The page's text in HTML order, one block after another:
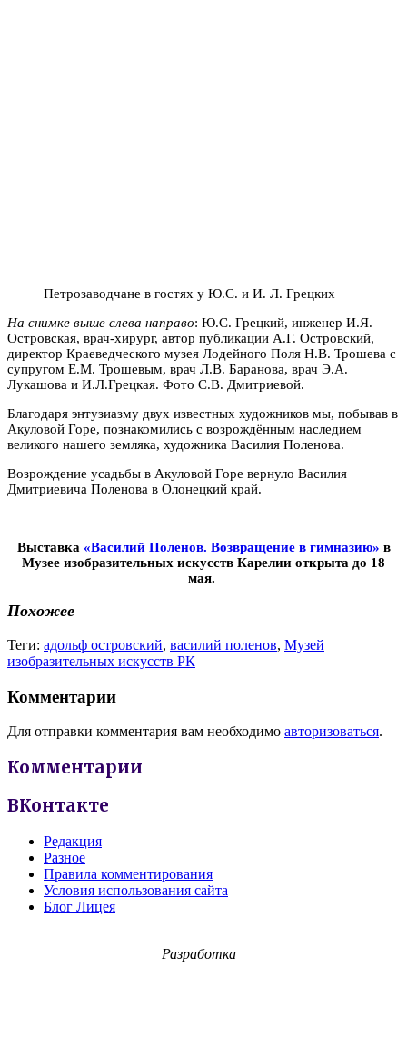
Петрозаводчане в гостях у Ю.С. и И. Л. Грецких
На снимке выше слева направо: Ю.С. Грецкий, инженер И.Я.
Островская, врач-хирург, автор публикации А.Г. Островский,
директор Краеведческого музея Лодейного Поля Н.В. Трошева с
супругом Е.М. Трошевым, врач Л.В. Баранова, врач Э.А.
Лукашова и И.Л.Грецкая. Фото С.В. Дмитриевой.
Благодаря энтузиазму двух известных художников мы, побывав в
Акуловой Горе, познакомились с возрождённым наследием
великого нашего земляка, художника Василия Поленова.
Возрождение усадьбы в Акуловой Горе вернуло Василия
Дмитриевича Поленова в Олонецкий край.
Выставка «Василий Поленов. Возвращение в гимназию» в
Музее изобразительных искусств Карелии открыта до 18
мая.
Похожее
Теги: адольф островский, василий поленов, Музей
изобразительных искусств РК
Комментарии
Для отправки комментария вам необходимо авторизоваться.
Комментарии
ВКонтакте
Редакция
Разное
Правила комментирования
Условия использования сайта
Блог Лицея
Разработка